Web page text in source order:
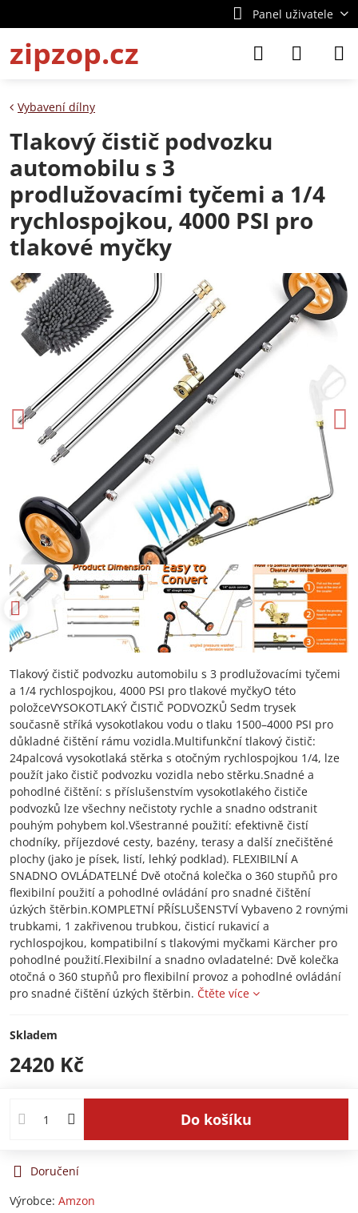
Panel uživatele
zipzop.cz
Vybavení dílny
Tlakový čistič podvozku
automobilu s 3
prodlužovacími tyčemi a 1/4
rychlospojkou, 4000 PSI pro
tlakové myčky
Tlakový čistič podvozku automobilu s 3 prodlužovacími tyčemi
a 1/4 rychlospojkou, 4000 PSI pro tlakové myčkyO této
položceVYSOKOTLAKÝ ČISTIČ PODVOZKŮ Sedm trysek
současně stříká vysokotlakou vodu o tlaku 1500–4000 PSI pro
důkladné čištění rámu vozidla.Multifunkční tlakový čistič:
24palcová vysokotlaká stěrka s otočným rychlospojkou 1/4, lze
použít jako čistič podvozku vozidla nebo stěrku.Snadné a
pohodlné čištění: s příslušenstvím vysokotlakého čističe
podvozků lze všechny nečistoty rychle a snadno odstranit
pouhým pohybem kol.Všestranné použití: efektivně čistí
chodníky, příjezdové cesty, bazény, terasy a další znečištěné
plochy (jako je písek, listí, lehký podklad). FLEXIBILNÍ A
SNADNO OVLÁDATELNÉ Dvě otočná kolečka o 360 stupňů pro
flexibilní použití a pohodlné ovládání pro snadné čištění
úzkých štěrbin.KOMPLETNÍ PŘÍSLUŠENSTVÍ Vybaveno 2 rovnými
trubkami, 1 zakřivenou trubkou, čisticí rukavicí a
rychlospojkou, kompatibilní s tlakovými myčkami Kärcher pro
pohodlné použití.Flexibilní a snadno ovladatelné: Dvě kolečka
otočná o 360 stupňů pro flexibilní provoz a pohodlné ovládání
pro snadné čištění úzkých štěrbin. Čtěte více
Skladem
2420 Kč
Do košíku
Doručení
Výrobce: Amzon